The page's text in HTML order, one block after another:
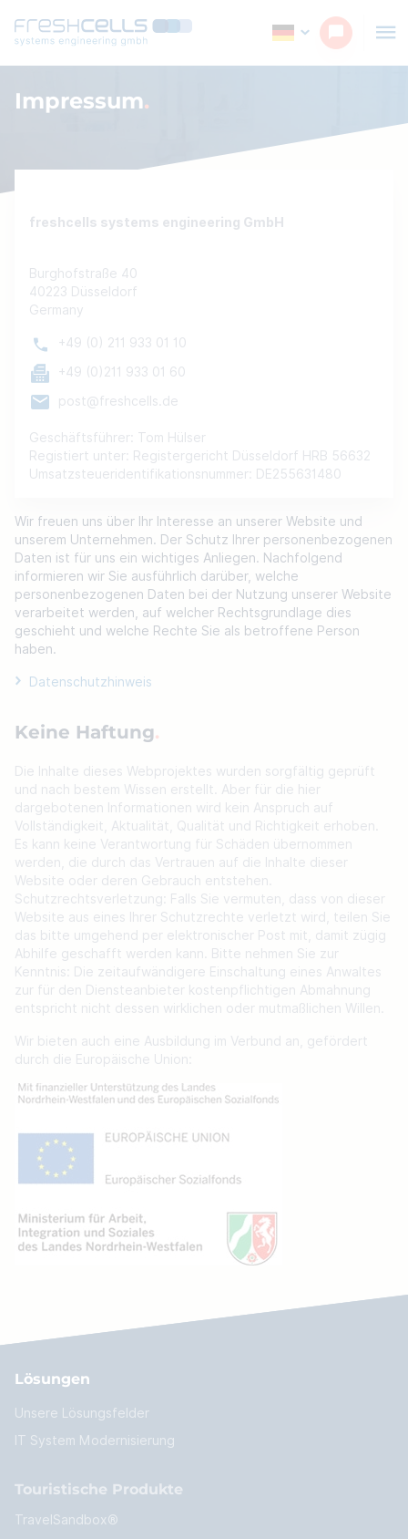
Impressum
freshcells systems engineering GmbH
Burghofstraße 40
40223 Düsseldorf
Germany
+49 (0) 211 933 01 10
+49 (0)211 933 01 60
post@freshcells.de
Geschäftsführer
Tom Hülser
Registiert unter
Registergericht Düsseldorf HRB 56632
Umsatzsteueridentifikationsnummer
DE255631480
Wir freuen uns über Ihr Interesse an unserer Website und
unserem Unternehmen. Der Schutz Ihrer personenbezogenen
Daten ist für uns ein wichtiges Anliegen. Nachfolgend
informieren wir Sie ausführlich darüber, welche
personenbezogenen Daten bei der Nutzung unserer Website
verarbeitet werden, auf welcher Rechtsgrundlage dies
geschieht und welche Rechte Sie als betroffene Person
haben.
Datenschutzhinweis
Keine Haftung
Die Inhalte dieses Webprojektes wurden sorgfältig geprüft
und nach bestem Wissen erstellt. Aber für die hier
dargebotenen Informationen wird kein Anspruch auf
Vollständigkeit, Aktualität, Qualität und Richtigkeit erhoben.
Es kann keine Verantwortung für Schäden übernommen
werden, die durch das Vertrauen auf die Inhalte dieser
Website oder deren Gebrauch entstehen.
Schutzrechtsverletzung: Falls Sie vermuten, dass von dieser
Website aus eines Ihrer Schutzrechte verletzt wird, teilen Sie
das bitte umgehend per elektronischer Post mit, damit zügig
Abhilfe geschafft werden kann. Bitte nehmen Sie zur
Kenntnis: Die zeitaufwändigere Einschaltung eines Anwaltes
zur für den Diensteanbieter kostenpflichtigen Abmahnung
entspricht nicht dessen wirklichen oder mutmaßlichen Willen.
Wir bieten auch eine Ausbildung im Verbund an, gefördert
durch die Europäische Union:
Lösungen
Unsere Lösungsfelder
IT System Modernisierung
Touristische Produkte
TravelSandbox®